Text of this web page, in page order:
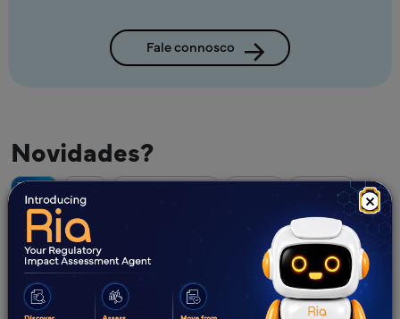
×
Fale connosco
Novidades?
Todos Blogs Estudos de Caso e-Books
Webinars
White Papers
O que é a Rotulagem Regulamentar
E-books 31 de julho de 2026